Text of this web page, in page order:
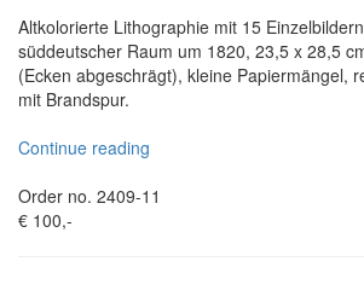
Altkolorierte Lithographie mit 15
süddeutscher Raum um 1820, 23,5 x 28,5
(Ecken abgeschrägt), kleine Papiermängel,
mit Brandspur.
Continue reading
Order no. 2409-11
€ 100,-